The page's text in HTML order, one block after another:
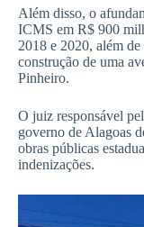
Além disso, o
ICMS em R$ 900
2018 e 2020, além
construção de uma
Pinheiro.
O juiz responsável
governo de Alagoas
obras públicas
indenizações.